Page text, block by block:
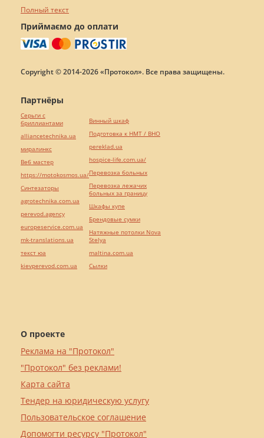
Полный текст
Приймаємо до оплати
Copyright © 2014-2026 «Протокол». Все права защищены.
О проекте
Реклама на "Протокол"
"Протокол" без реклами!
Карта сайта
Тендер на юридическую услугу
Пользовательское соглашение
Допомогти ресурсу "Протокол"
Партнёры
Серьги с
бриллиантами
alliancetechnika.ua
миралинкс
Веб мастер
https://motokosmos.ua/
Синтезаторы
agrotechnika.com.ua
perevod.agency
europeservice.com.ua
mk-translations.ua
текст юа
kievperevod.com.ua
Винный шкаф
Подготовка к НМТ / ВНО
pereklad.ua
hospice-life.com.ua/
Перевозка больных
Перевозка лежачих
больных за границу
Шкафы купе
Брендовые сумки
Натяжные потолки Nova
Stelya
maltina.com.ua
Cылки